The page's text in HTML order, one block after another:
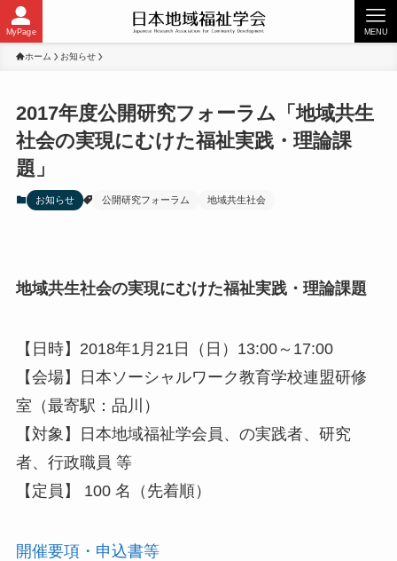
MyPage MENU
ホーム お知らせ
2017年度公開研究フォーラム「地域共生
社会の実現にむけた福祉実践・理論課
題」
お知らせ 公開研究フォーラム 地域共生社会
地域共生社会の実現にむけた福祉実践・理論課題
【日時】2018年1月21日（日）13:00～17:00
【会場】日本ソーシャルワーク教育学校連盟研修
室（最寄駅：品川）
【対象】日本地域福祉学会員、の実践者、研究
者、行政職員 等
【定員】 100 名（先着順）
開催要項・申込書等